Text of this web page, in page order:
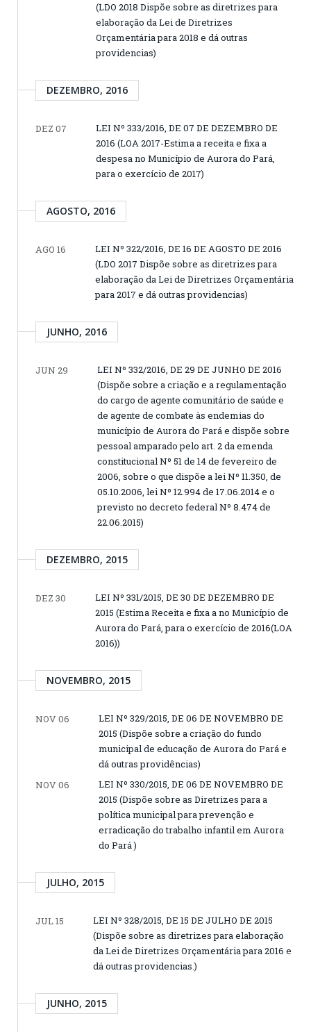
(LDO 2018 Dispõe sobre as diretrizes para
elaboração da Lei de Diretrizes
Orçamentária para 2018 e dá outras
providencias)
DEZEMBRO, 2016
DEZ 07
LEI Nº 333/2016, DE 07 DE DEZEMBRO DE
2016 (LOA 2017-Estima a receita e fixa a
despesa no Município de Aurora do Pará,
para o exercício de 2017)
AGOSTO, 2016
AGO 16
LEI Nº 322/2016, DE 16 DE AGOSTO DE 2016
(LDO 2017 Dispõe sobre as diretrizes para
elaboração da Lei de Diretrizes Orçamentária
para 2017 e dá outras providencias)
JUNHO, 2016
JUN 29
LEI Nº 332/2016, DE 29 DE JUNHO DE 2016
(Dispõe sobre a criação e a regulamentação
do cargo de agente comunitário de saúde e
de agente de combate às endemias do
município de Aurora do Pará e dispõe sobre
pessoal amparado pelo art. 2 da emenda
constitucional Nº 51 de 14 de fevereiro de
2006, sobre o que dispõe a lei Nº 11.350, de
05.10.2006, lei Nº 12.994 de 17.06.2014 e o
previsto no decreto federal Nº 8.474 de
22.06.2015)
DEZEMBRO, 2015
DEZ 30
LEI Nº 331/2015, DE 30 DE DEZEMBRO DE
2015 (Estima Receita e fixa a no Município de
Aurora do Pará, para o exercício de 2016(LOA
2016))
NOVEMBRO, 2015
NOV 06
LEI Nº 329/2015, DE 06 DE NOVEMBRO DE
2015 (Dispõe sobre a criação do fundo
municipal de educação de Aurora do Pará e
dá outras providências)
NOV 06
LEI Nº 330/2015, DE 06 DE NOVEMBRO DE
2015 (Dispõe sobre as Diretrizes para a
política municipal para prevenção e
erradicação do trabalho infantil em Aurora
do Pará )
JULHO, 2015
JUL 15
LEI Nº 328/2015, DE 15 DE JULHO DE 2015
(Dispõe sobre as diretrizes para elaboração
da Lei de Diretrizes Orçamentária para 2016 e
dá outras providencias.)
JUNHO, 2015